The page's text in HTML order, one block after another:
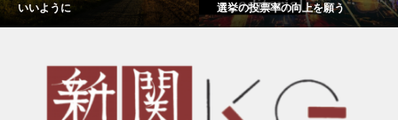
いいように
選挙の投票率の向上を願う